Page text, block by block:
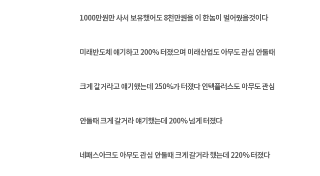
1000만원만 사서 보유했어도 8천만원을 이 한놈이 벌어줬을것이다
미래반도체 얘기하고 200% 터졌으며 미래산업도 아무도 관심 안둘때
크게 갈거라고 얘기했는데 250%가 터졌다 인텍플러스도 아무도 관심
안둘때 크게 갈거라 얘기했는데 200% 넘게 터졌다
네패스아크도 아무도 관심 안둘때 크게 갈거라 했는데 220% 터졌다